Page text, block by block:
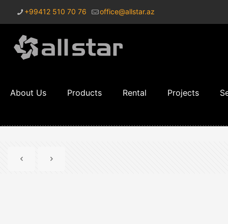
+99412 510 70 76 office@allstar.az
About Us Products Rental Projects